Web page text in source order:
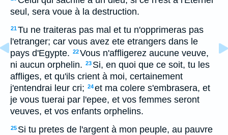
seul, sera voue à la destruction.
21Tu ne traiteras pas mal et tu n'opprimeras pas
l'etranger; car vous avez ete etrangers dans le
pays d'Egypte. 22Vous n'affligerez aucune veuve,
ni aucun orphelin. 23 Si, en quoi que ce soit, tu les
affliges, et qu'ils crient à moi, certainement
j'entendrai leur cri; 24et ma colere s'embrasera, et
je vous tuerai par l'epee, et vos femmes seront
veuves, et vos enfants orphelins.
25 Si tu pretes de l'argent à mon peuple, au pauvre